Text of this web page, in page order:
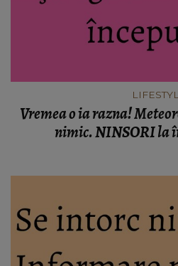
Vremea o ia razna!
nimic. NINSORI la